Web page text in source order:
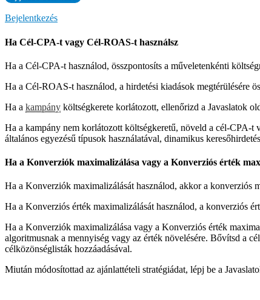
Bejelentkezés
Ha Cél-CPA-t vagy Cél-ROAS-t használsz
Ha a Cél-CPA-t használod, összpontosíts a műveletenkénti
Ha a Cél-ROAS-t használod, a hirdetési kiadások megtérülésére
Ha a kampány költségkerete korlátozott, ellenőrizd a Javaslatok
Ha a kampány nem korlátozott költségkeretű, növeld a cél-CPA-t
általános egyezésű típusok használatával, dinamikus
Ha a Konverziók maximalizálása vagy a Konverziós érték
Ha a Konverziók maximalizálását használod, akkor a konverziós
Ha a Konverziós érték maximalizálását használod, a konverziós
Ha a Konverziók maximalizálása vagy a Konverziós érték
algoritmusnak a mennyiség vagy az érték növelésére. Bővítsd a
célközönséglisták hozzáadásával.
Miután módosítottad az ajánlattételi stratégiádat, lépj be a